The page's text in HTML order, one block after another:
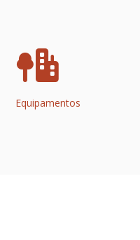
Equipamentos